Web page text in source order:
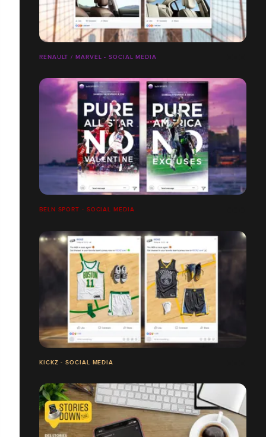
RENAULT / MARVEL - SOCIAL MEDIA
BELN SPORT - SOCIAL MEDIA
KICKZ - SOCIAL MEDIA